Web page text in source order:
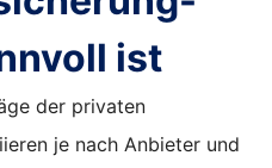
ist
der privaten
je nach Anbieter und